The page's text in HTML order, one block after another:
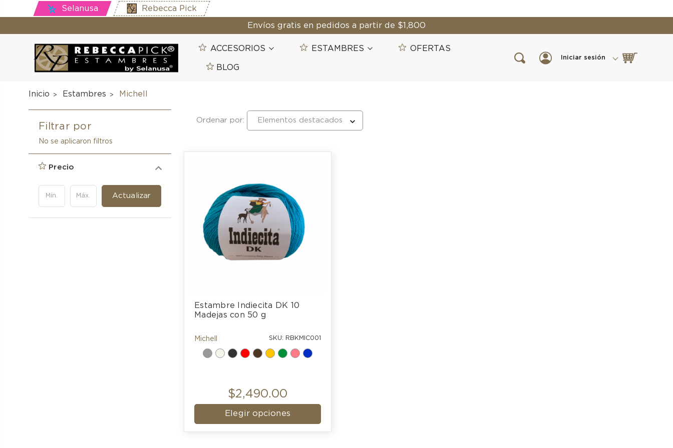
Selanusa Rebecca Pick
Envíos gratis en pedidos a partir de $1,800
ACCESORIOS ESTAMBRES OFERTAS
BLOG
Iniciar sesión
Inicio Estambres Michell
Filtrar por
No se aplicaron filtros
Precio
Actualizar
Ordenar por:
Estambre Indiecita DK 10
Madejas con 50 g
Michell SKU: RBKMIC001
$2,490.00
Elegir opciones